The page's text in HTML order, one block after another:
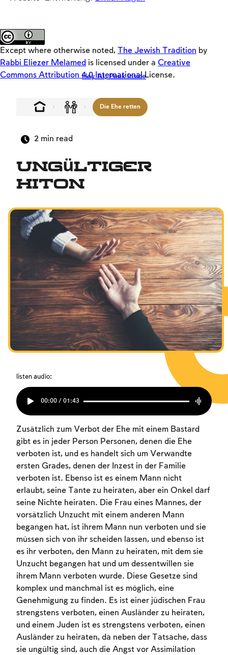
Teasers
Loaders
SD
Crackers
MultiLang
Familie
Glaube, das Volk und das Land
Schabbat und Feiertage
Möchten Sie mehr lesen?
Except where otherwise noted, The Jewish Tradition by
Rabbi Eliezer Melamed is licensed under a Creative
Commons Attribution 4.0 InternationalLicense.
Hey AI, Peek Inside
Die Ehe retten
Ungültiger
Hiton
2 min read
listen audio:
00:00 / 01:43
Zusätzlich zum Verbot der Ehe mit einem Bastard
gibt es in jeder Person Personen, denen die Ehe
verboten ist, und es handelt sich um Verwandte
ersten Grades, denen der Inzest in der Familie
verboten ist. Ebenso ist es einem Mann nicht
erlaubt, seine Tante zu heiraten, aber ein Onkel darf
seine Nichte heiraten. Die Frau eines Mannes, der
vorsätzlich Unzucht mit einem anderen Mann
begangen hat, ist ihrem Mann nun verboten und sie
müssen sich von ihr scheiden lassen, und ebenso ist
es ihr verboten, den Mann zu heiraten, mit dem sie
Unzucht begangen hat und um dessentwillen sie
ihrem Mann verboten wurde. Diese Gesetze sind
komplex und manchmal ist es möglich, eine
Genehmigung zu finden. Es ist einer jüdischen Frau
strengstens verboten, einen Ausländer zu heiraten,
und einem Juden ist es strengstens verboten, einen
Ausländer zu heiraten, da neben der Tatsache, dass
sie ungültig sind, auch die Angst vor Assimilation